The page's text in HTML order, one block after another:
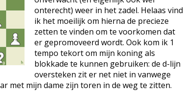
onterecht) weer in het zadel. Helaas vind
ik het moeilijk om hierna de precieze
zetten te vinden om te voorkomen dat
er gepromoveerd wordt. Ook kom ik 1
tempo tekort om mijn koning als
blokkade te kunnen gebruiken: de d-lijn
oversteken zit er net niet in vanwege
met mijn dame zijn toren in de weg te zitten.